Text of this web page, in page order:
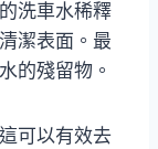
洗車水稀釋
潔表面。最
的殘留物。
可以有效去